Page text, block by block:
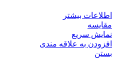
اطلاعات بیشتر
مقایسه
نمایش سریع
افزودن به علاقه مندی
بستن